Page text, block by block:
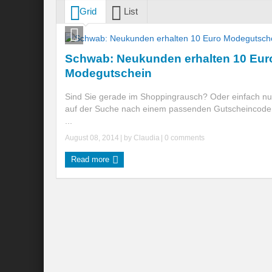
Grid List
Schwab: Neukunden erhalten 10
Modegutschein
Sind Sie gerade im Shoppingrausch? Oder einfach
auf der Suche nach einem passenden
August 08, 2014 | by Claudia 0 comments
Read more